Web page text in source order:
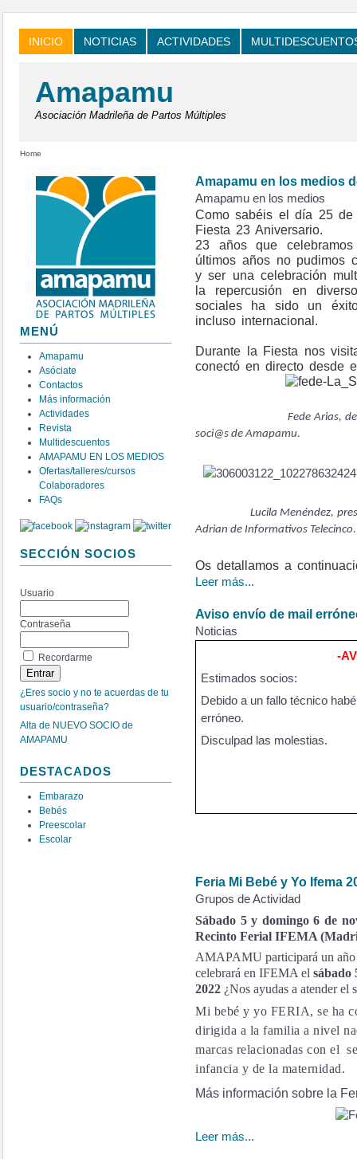
INICIO NOTICIAS ACTIVIDADES
Amapamu
Asociación Madrileña de Partos Múltiples
Home
MENÚ
Amapamu
Asóciate
Contactos
Más información
Actividades
Revista
Multidescuentos
AMAPAMU EN LOS MEDIOS
Ofertas/talleres/cursos
Colaboradores
FAQs
SECCIÓN SOCIOS
Usuario
Contraseña
Recordarme
¿Eres socio y no te acuerdas de tu
usuario/contraseña?
Alta de NUEVO SOCIO de
AMAPAMU
DESTACADOS
Embarazo
Bebés
Preescolar
Escolar
Amapamu en los medios
Amapamu en los medios
Como sabéis el día 25 de
Fiesta 23 Aniversario.
23 años que
últimos años no pudimos
y ser una celebración
la repercusión en
sociales ha sido un
incluso internacional.
Durante la Fiesta nos
conectó en directo desde
Fede Arias, del
soci@s de Amapamu.
Lucila Menéndez,
Adrian de Informativos Telecinco.
Os detallamos a
Leer más...
Aviso envío de mail
Noticias
-
Estimados socios:
Debido a un fallo técnico
erróneo.
Disculpad las molestias.
Feria Mi Bebé y Yo Ifema
Grupos de Actividad
Sábado 5 y domingo 6 de
Recinto Ferial IFEMA
AMAPAMU participará un año
celebrará en IFEMA el sábado
2022 ¿Nos ayudas a atender el
Mi bebé y yo FERIA, se ha
dirigida a la familia a nivel
marcas relacionadas con el
infancia y de la maternidad.
Más información sobre la
Leer más...